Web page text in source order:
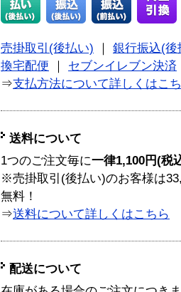
売掛取引(後払い)
銀行振込(後
換宅配便
セブンイレブン決済
⇒支払方法について詳しくはこ
送料について
1つのご注文毎に一律1,100円(税
※売掛取引(後払い)のお客様は
無料！
⇒送料について詳しくはこちら
配送について